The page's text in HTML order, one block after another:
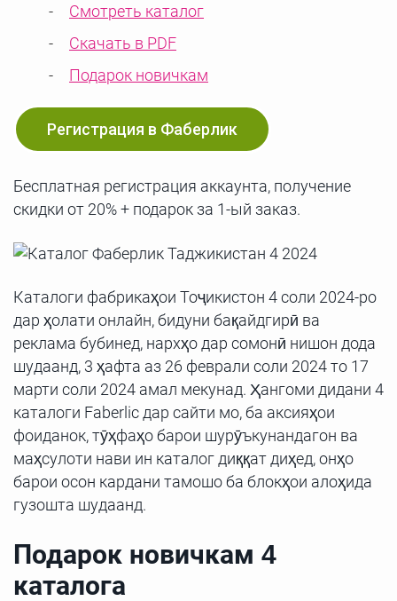
Смотреть каталог
Скачать в PDF
Подарок новичкам
Регистрация в Фаберлик
Бесплатная регистрация аккаунта, получение
скидки от 20% + подарок за 1-ый заказ.
Каталоги фабрикаҳои Тоҷикистон 4 соли 2024-ро
дар ҳолати онлайн, бидуни бақайдгирӣ ва
реклама бубинед, нархҳо дар сомонӣ нишон дода
шудаанд, 3 ҳафта аз 26 феврали соли 2024 то 17
марти соли 2024 амал мекунад. Ҳангоми дидани 4
каталоги Faberlic дар сайти мо, ба аксияҳои
фоиданок, тӯҳфаҳо барои шурӯъкунандагон ва
маҳсулоти нави ин каталог диққат диҳед, онҳо
барои осон кардани тамошо ба блокҳои алоҳида
гузошта шудаанд.
Подарок новичкам 4
каталога